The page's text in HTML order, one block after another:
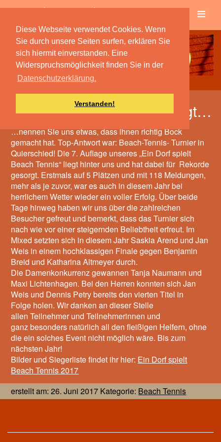
Diese Webseite verwendet Cookies. Wenn
Sie durch unsere Seiten surfen, erklären Sie
sich hiermit einverstanden. Eine
Widerspruchsmöglichkeit finden Sie in der
Datenschutzerklärung.
Verstanden!
≡
100 Leute haben wir gefragt…
…nennen Sie uns etwas, dass ihnen richtig Bock
gemacht hat. Top-Antwort war: Beach-Tennis- Turnier in
Quierschied! Die 7. Auflage unseres „Ein Dorf spielt
Beach Tennis“ liegt hinter uns und hat dabei für Rekorde
gesorgt. Erstmals auf 5 Plätzen und mit 118 Meldungen,
mehr als je zuvor, war es auch in diesem Jahr bei
herrlichem Wetter wieder ein voller Erfolg. Über beide
Tage hinweg haben wir uns über die zahlreichen
Besucher gefreut und bemerkt, dass das Turnier sich
nach wie vor einer steigernden Beliebtheit erfreut. Im
Mixed setzten sich in diesem Jahr Saskia Arend und Jan
Weis in einem hochklassigen Finale gegen Benjamin
Breid und Katharina Altmeyer durch.
Die Damenkonkurrenz gewannen Tanja Naumann und
Maxi Lichtenhagen. Bei den Herren konnten sich Jan
Weis und Dennis Petry bereits den vierten Titel in
Folge holen. Wir danken an dieser Stelle
allen Teilnehmer und Teilnehmerinnen und
ganz besonders natürlich all den fleißigen Helfern, ohne
die ein solches Event nicht möglich wäre. Bis zum
nächsten Jahr!
Bilder und Siegerliste findet ihr hier: Ein Dorf spielt
Beach Tennis 2017
erstellt am: 26. Juni 2017 Kategorie: Beach Tennis